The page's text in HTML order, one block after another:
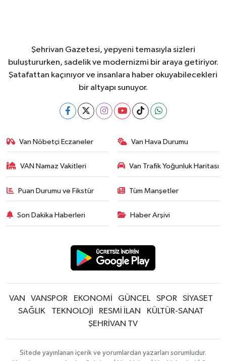
Şehrivan Gazetesi, yepyeni temasıyla sizleri
buluştururken, sadelik ve modernizmi bir araya getiriyor.
Şatafattan kaçınıyor ve insanlara haber okuyabilecekleri
bir altyapı sunuyor.
Van Nöbetçi Eczaneler Van Hava Durumu
VAN Namaz Vakitleri Van Trafik Yoğunluk Haritası
Puan Durumu ve Fikstür Tüm Manşetler
Son Dakika Haberleri Haber Arşivi
VAN VANSPOR EKONOMİ GÜNCEL SPOR
SİYASET
SAĞLIK
TEKNOLOJİ RESMİ İLAN
KÜLTÜR-SANAT
ŞEHRİVAN TV
Sitede yayınlanan içerik ve yorumlardan yazarları sorumludur.